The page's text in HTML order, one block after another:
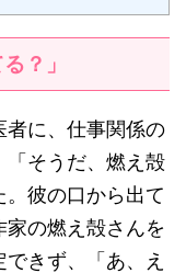
？」
者に、仕事関係の
「そうだ、燃え殻
彼の口から出て
家の燃え殻さんを
きず、「あ、え